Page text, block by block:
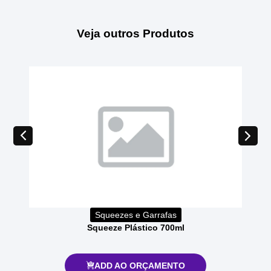
Veja outros Produtos
Squeezes e Garrafas
Squeeze Plástico 700ml
ADD AO ORÇAMENTO